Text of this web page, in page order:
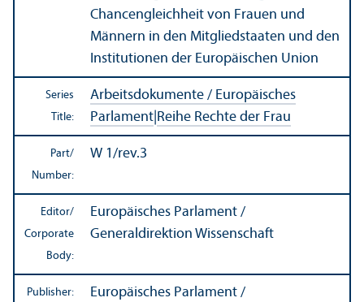
Chancengleichheit von Frauen und
Männern in den Mitgliedstaaten und den
Institutionen der Europäischen Union
Series
Title:
Arbeitsdokumente / Europäisches
Parlament Reihe Rechte der Frau
Part/
Number:
W 1/rev.3
Editor/
Corporate
Body:
Europäisches Parlament /
Generaldirektion Wissenschaft
Publisher:
Europäisches Parlament /